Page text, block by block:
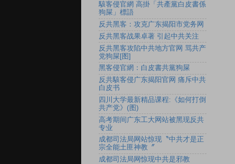
駭客侵官網 高掛「共產黨白皮書係
狗屎」標語
反共黑客：攻克广东揭阳市党务网
反共黑客战果卓著 引起中共关注
反共黑客攻陷中共地方官网 骂共产
党狗屎[图]
黑客侵官網：白皮書共黨狗屎
反共駭客侵广东揭阳官网 痛斥中共
白皮书
四川大学最新精品课程:《如何打倒
共产党》(图)
高考期间广东工大网站被黑现反共
专业
成都司法局网站惊现〝中共才是正
宗全能土匪神教〞
成都司法局网惊现中共是邪教